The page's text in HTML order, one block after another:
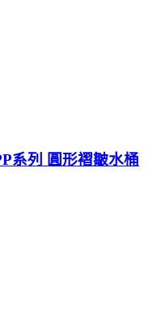
系列 圓形褶皺水桶